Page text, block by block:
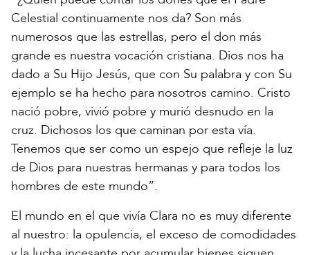
Celestial continuamente nos da? Son más
numerosos que las estrellas, pero el don más
grande es nuestra vocación cristiana. Dios nos ha
dado a Su Hijo Jesús, que con Su palabra y con Su
ejemplo se ha hecho para nosotros camino. Cristo
nació pobre, vivió pobre y murió desnudo en la
cruz. Dichosos los que caminan por esta vía.
Tenemos que ser como un espejo que refleje la luz
de Dios para nuestras hermanas y para todos los
hombres de este mundo”.
El mundo en el que vivía Clara no es muy diferente
al nuestro: la opulencia, el exceso de comodidades